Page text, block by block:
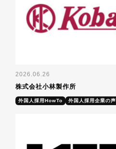
2026.06.26
株式会社小林製作所
外国人採用HowTo 外国人採用企業の声